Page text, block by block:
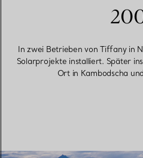
In zwei Betrieben von Tiffany in
Solarprojekte installiert. Später
Ort in Kambodscha